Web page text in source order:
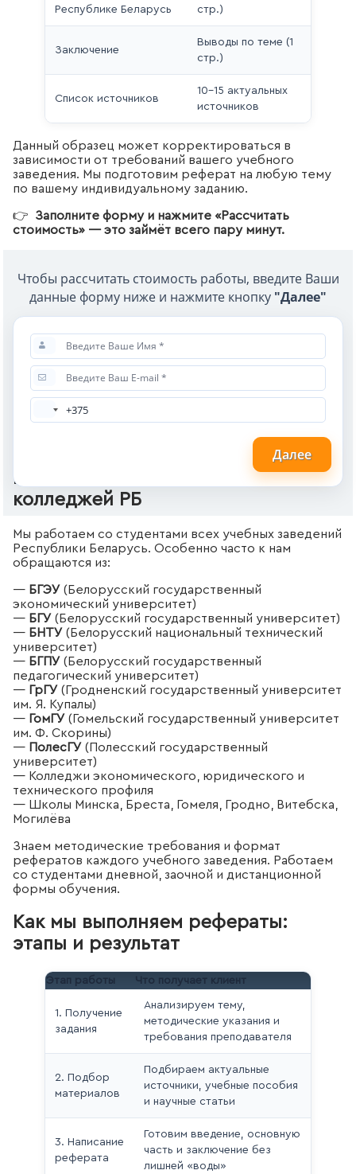
Республике Беларусь
стр.)
Заключение
Выводы по теме (1
стр.)
Список источников
10–15 актуальных
источников
Данный образец может корректироваться в
зависимости от требований вашего учебного
заведения. Мы подготовим реферат на любую тему
по вашему индивидуальному заданию.
👉 Заполните форму и нажмите «Рассчитать
стоимость» — это займёт всего пару минут.
Чтобы рассчитать стоимость работы, введите Ваши
данные форму ниже и нажмите кнопку "Далее"
Далее
Рефераты для студентов вузов и
колледжей РБ
Мы работаем со студентами всех учебных заведений
Республики Беларусь. Особенно часто к нам
обращаются из:
— БГЭУ (Белорусский государственный
экономический университет)
— БГУ (Белорусский государственный университет)
— БНТУ (Белорусский национальный технический
университет)
— БГПУ (Белорусский государственный
педагогический университет)
— ГрГУ (Гродненский государственный университет
им. Я. Купалы)
— ГомГУ (Гомельский государственный университет
им. Ф. Скорины)
— ПолесГУ (Полесский государственный
университет)
— Колледжи экономического, юридического и
технического профиля
— Школы Минска, Бреста, Гомеля, Гродно, Витебска,
Могилёва
Знаем методические требования и формат
рефератов каждого учебного заведения. Работаем
со студентами дневной, заочной и дистанционной
формы обучения.
Как мы выполняем рефераты:
этапы и результат
Этап работы Что получает клиент
1. Получение
задания
Анализируем тему,
методические указания и
требования преподавателя
2. Подбор
материалов
Подбираем актуальные
источники, учебные пособия
и научные статьи
3. Написание
реферата
Готовим введение, основную
часть и заключение без
лишней «воды»